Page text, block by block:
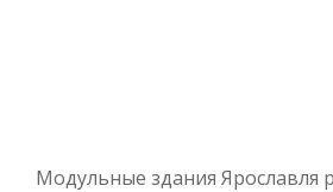
Модульные здания Ярославля